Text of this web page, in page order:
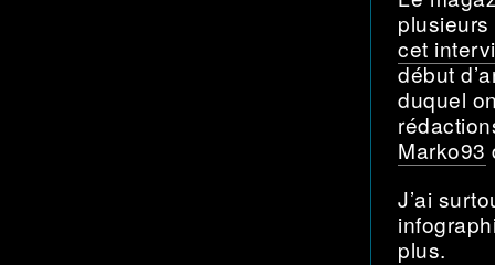
cet
début
duquel
Marko93
J’ai
plus.